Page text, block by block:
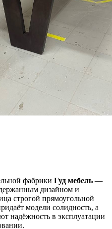
фабрики Гуд мебель —
дизайном и
строгой прямоугольной
модели солидность, а
надёжность в эксплуатации